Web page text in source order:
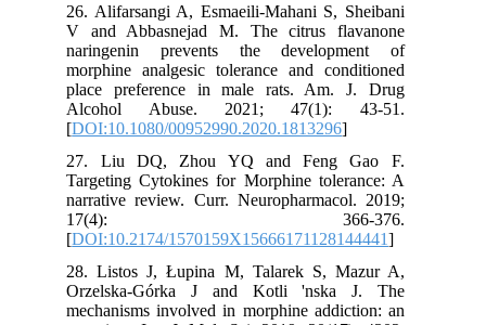
26. Alifarsangi A, Esmaeili-Mahani S, Sheibani
V and Abbasnejad M. The citrus flavanone
naringenin prevents the development of
morphine analgesic tolerance and conditioned
place preference in male rats. Am. J. Drug
Alcohol Abuse. 2021; 47(1): 43-51.
[DOI:10.1080/00952990.2020.1813296
27. Liu DQ, Zhou YQ and Feng Gao F.
Targeting Cytokines for Morphine tolerance: A
narrative review. Curr. Neuropharmacol. 2019;
17(4): 366-376.
[DOI:10.2174/1570159X15666171128144441
28. Listos J, Łupina M, Talarek S, Mazur A,
Orzelska-Górka J and Kotli 'nska J. The
mechanisms involved in morphine addiction: an